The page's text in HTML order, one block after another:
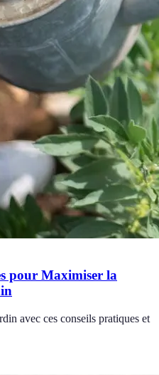
pour Maximiser la
avec ces conseils pratiques et